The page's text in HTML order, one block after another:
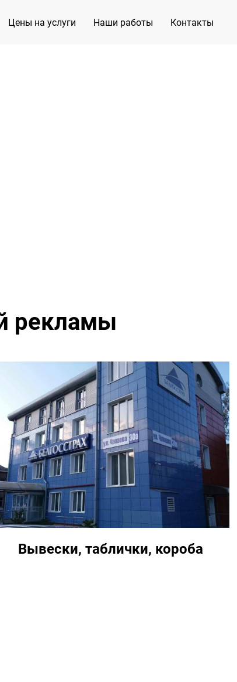
Цены на услуги Наши работы Контакты
рекламы
Вывески, таблички, короба